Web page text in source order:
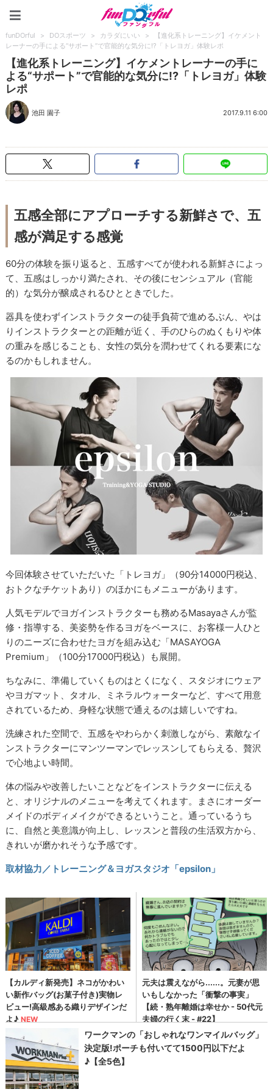
funDOrful > DOスポーツ > カラダにいい >
【進化系トレーニング】イケメント
レーナーの手による“サポート”で官能的な気分に!?「トレヨガ」体験レポ
【進化系トレーニング】イケメントレーナーの手に
よる“サポート”で官能的な気分に!?「トレヨガ」体験
レポ
池田 園子 2017.9.11 6:00
五感全部にアプローチする新鮮さで、五
感が満足する感覚
60分の体験を振り返ると、五感すべてが使われる新鮮さによっ
て、五感はしっかり満たされ、その後にセンシュアル（官能
的）な気分が醸成されるひとときでした。
器具を使わずインストラクターの徒手負荷で進めるぶん、やは
りインストラクターとの距離が近く、手のひらのぬくもりや体
の重みを感じることも、女性の気分を潤わせてくれる要素にな
るのかもしれません。
今回体験させていただいた「トレヨガ」（90分14000円税込、
おトクなチケットあり）のほかにもメニューがあります。
人気モデルでヨガインストラクターも務めるMasayaさんが監
修・指導する、美姿勢を作るヨガをベースに、お客様一人ひと
りのニーズに合わせたヨガを組み込む「MASAYOGA
Premium」（100分17000円税込）も展開。
ちなみに、準備していくものはとくになく、スタジオにウェア
やヨガマット、タオル、ミネラルウォーターなど、すべて用意
されているため、身軽な状態で通えるのは嬉しいですね。
洗練された空間で、五感をやわらかく刺激しながら、素敵なイ
ンストラクターにマンツーマンでレッスンしてもらえる、贅沢
で心地よい時間。
体の悩みや改善したいことなどをインストラクターに伝える
と、オリジナルのメニューを考えてくれます。まさにオーダー
メイドのボディメイクができるということ。通っているうち
に、自然と美意識が向上し、レッスンと普段の生活双方から、
きれいが磨かれそうな予感です。
取材協力／トレーニング＆ヨガスタジオ「epsilon」